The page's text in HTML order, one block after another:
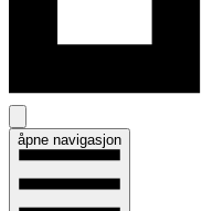
åpne navigasjon